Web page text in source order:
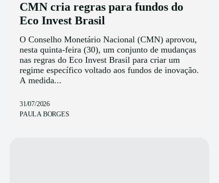
CMN cria regras para fundos do
Eco Invest Brasil
O Conselho Monetário Nacional (CMN) aprovou,
nesta quinta-feira (30), um conjunto de mudanças
nas regras do Eco Invest Brasil para criar um
regime específico voltado aos fundos de inovação.
A medida...
31/07/2026
PAULA BORGES